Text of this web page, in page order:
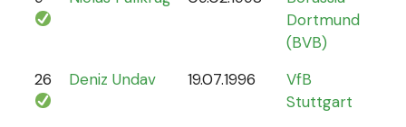
Dortmund
(BVB)
26 Deniz Undav 19.07.1996
VfB
Stuttgart